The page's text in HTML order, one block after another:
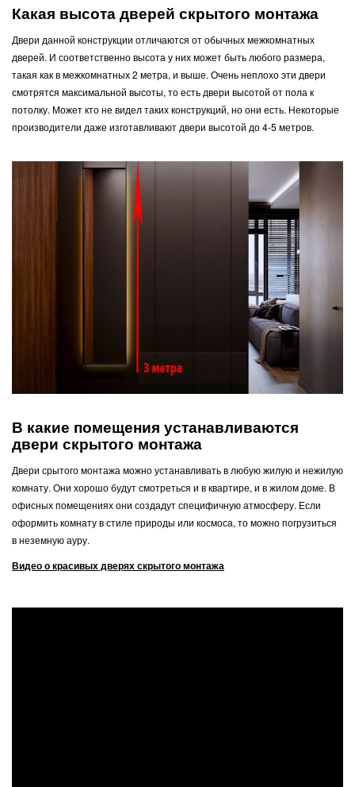
Какая высота дверей скрытого монтажа
Двери данной конструкции отличаются от обычных межкомнатных
дверей. И соответственно высота у них может быть любого размера,
такая как в межкомнатных 2 метра, и выше. Очень неплохо эти двери
смотрятся максимальной высоты, то есть двери высотой от пола к
потолку. Может кто не видел таких конструкций, но они есть. Некоторые
производители даже изготавливают двери высотой до 4-5 метров.
В какие помещения устанавливаются
двери скрытого монтажа
Двери срытого монтажа можно устанавливать в любую жилую и нежилую
комнату. Они хорошо будут смотреться и в квартире, и в жилом доме. В
офисных помещениях они создадут специфичную атмосферу. Если
оформить комнату в стиле природы или космоса, то можно погрузиться
в неземную ауру.
Видео о красивых дверях скрытого монтажа